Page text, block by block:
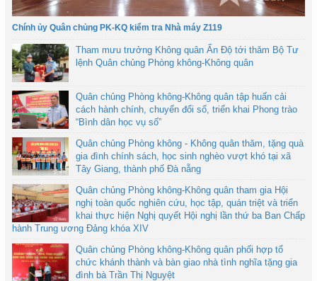
Chính ủy Quân chủng PK-KQ kiểm tra Nhà máy Z119
Tham mưu trưởng Không quân Ấn Độ tới thăm Bộ Tư
lệnh Quân chủng Phòng không-Không quân
Quân chủng Phòng không-Không quân tập huấn cải
cách hành chính, chuyển đổi số, triển khai Phong trào
“Bình dân học vụ số”
Quân chủng Phòng không - Không quân thăm, tặng quà
gia đình chính sách, học sinh nghèo vượt khó tại xã
Tây Giang, thành phố Đà nẵng
Quân chủng Phòng không-Không quân tham gia Hội
nghị toàn quốc nghiên cứu, học tập, quán triệt và triển
khai thực hiện Nghị quyết Hội nghị lần thứ ba Ban Chấp
hành Trung ương Đảng khóa XIV
Quân chủng Phòng không-Không quân phối hợp tổ
chức khánh thành và bàn giao nhà tình nghĩa tặng gia
đình bà Trần Thị Nguyệt